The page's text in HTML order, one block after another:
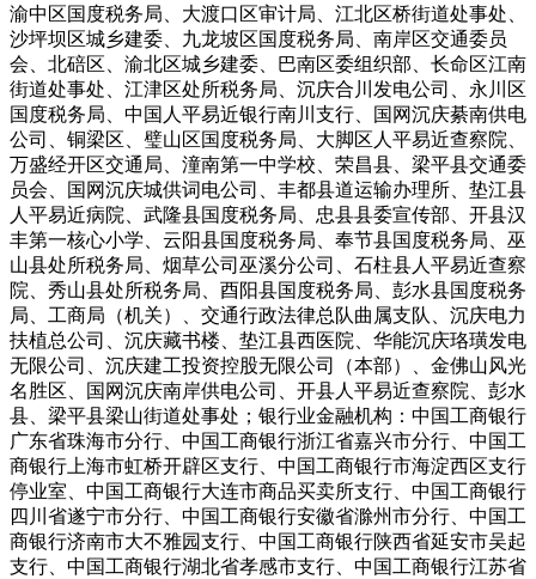
渝中区国度税务局、大渡口区审计局、江北区桥街道处事处、
沙坪坝区城乡建委、九龙坡区国度税务局、南岸区交通委员
会、北碚区、渝北区城乡建委、巴南区委组织部、长命区江南
街道处事处、江津区处所税务局、沉庆合川发电公司、永川区
国度税务局、中国人平易近银行南川支行、国网沉庆綦南供电
公司、铜梁区、璧山区国度税务局、大脚区人平易近查察院、
万盛经开区交通局、潼南第一中学校、荣昌县、梁平县交通委
员会、国网沉庆城供词电公司、丰都县道运输办理所、垫江县
人平易近病院、武隆县国度税务局、忠县县委宣传部、开县汉
丰第一核心小学、云阳县国度税务局、奉节县国度税务局、巫
山县处所税务局、烟草公司巫溪分公司、石柱县人平易近查察
院、秀山县处所税务局、酉阳县国度税务局、彭水县国度税务
局、工商局（机关）、交通行政法律总队曲属支队、沉庆电力
扶植总公司、沉庆藏书楼、垫江县西医院、华能沉庆珞璜发电
无限公司、沉庆建工投资控股无限公司（本部）、金佛山风光
名胜区、国网沉庆南岸供电公司、开县人平易近查察院、彭水
县、梁平县梁山街道处事处；银行业金融机构：中国工商银行
广东省珠海市分行、中国工商银行浙江省嘉兴市分行、中国工
商银行上海市虹桥开辟区支行、中国工商银行市海淀西区支行
停业室、中国工商银行大连市商品买卖所支行、中国工商银行
四川省遂宁市分行、中国工商银行安徽省滁州市分行、中国工
商银行济南市大不雅园支行、中国工商银行陕西省延安市吴起
支行、中国工商银行湖北省孝感市支行、中国工商银行江苏省